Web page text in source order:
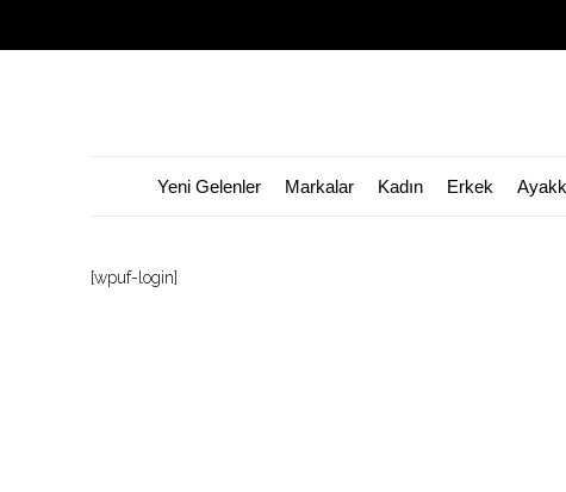
Garage Sale Başladı! 1 Ağustos - 31
Yeni Gelenler Markalar Kadın Erkek
[wpuf-login]